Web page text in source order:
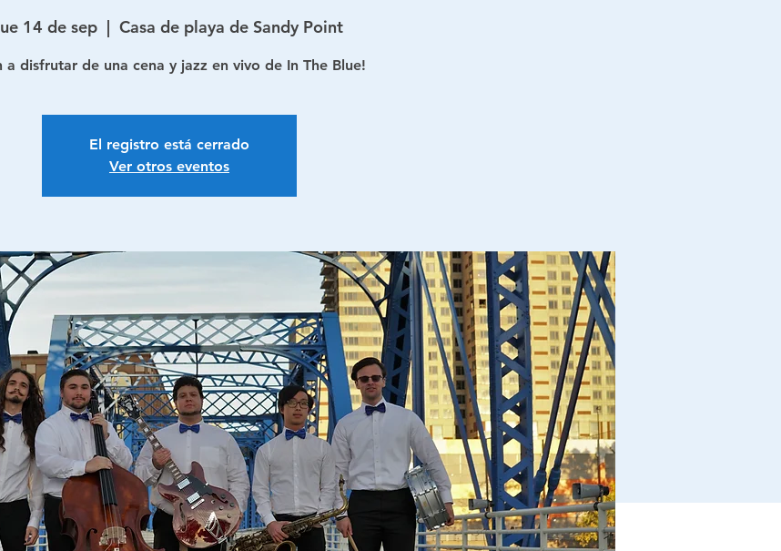
14 de sep
  |
Casa de playa de Sandy Point
a disfrutar de una cena y jazz en vivo de In The Blue!
El registro está cerrado
Ver otros eventos